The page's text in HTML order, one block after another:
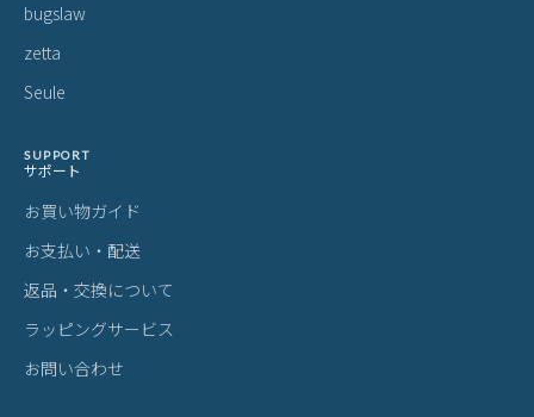
bugslaw
zetta
Seule
SUPPORT
サポート
お買い物ガイド
お支払い・配送
返品・交換について
ラッピングサービス
お問い合わせ